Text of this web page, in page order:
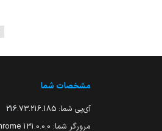
مشخصات شما
آی‌پی شما: 216.73.216.185
مرورگر شما: 131.0.0.0 Chrome